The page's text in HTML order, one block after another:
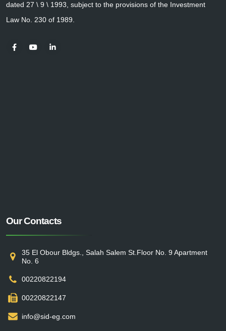
dated 27 \ 9 \ 1993, subject to the provisions of the Investment
Law No. 230 of 1989.
Our Contacts
35 El Obour Bldgs., Salah Salem St.Floor No. 9 Apartment
No. 6
00220822194
00220822147
info@sid-eg.com